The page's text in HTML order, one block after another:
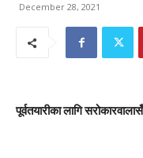
December 28, 2021
पूर्वतयारीका लागि